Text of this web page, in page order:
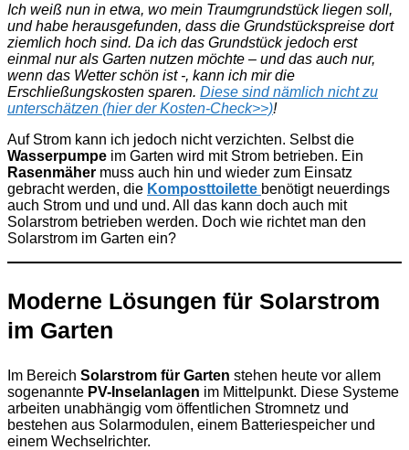
Ich weiß nun in etwa, wo mein Traumgrundstück liegen soll,
und habe herausgefunden, dass die Grundstückspreise dort
ziemlich hoch sind. Da ich das Grundstück jedoch erst
einmal nur als Garten nutzen möchte – und das auch nur,
wenn das Wetter schön ist -, kann ich mir die
Erschließungskosten sparen. Diese sind nämlich nicht zu
unterschätzen (hier der Kosten-Check>>)!
Auf Strom kann ich jedoch nicht verzichten. Selbst die
Wasserpumpe im Garten wird mit Strom betrieben. Ein
Rasenmäher muss auch hin und wieder zum Einsatz
gebracht werden, die Komposttoilette benötigt neuerdings
auch Strom und und und. All das kann doch auch mit
Solarstrom betrieben werden. Doch wie richtet man den
Solarstrom im Garten ein?
Moderne Lösungen für Solarstrom
im Garten
Im Bereich Solarstrom für Garten stehen heute vor allem
sogenannte PV-Inselanlagen im Mittelpunkt. Diese Systeme
arbeiten unabhängig vom öffentlichen Stromnetz und
bestehen aus Solarmodulen, einem Batteriespeicher und
einem Wechselrichter.